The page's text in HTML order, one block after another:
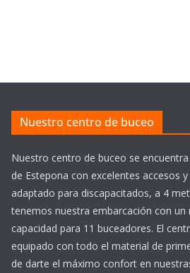
Nuestro centro de buceo
Nuestro centro de buceo se
de Estepona con excelentes accesos
adaptado para discapacitados, a 4
tenemos nuestra embarcación con un
capacidad para 11 buceadores. El
equipado con todo el material de
de darte el máximo confort en